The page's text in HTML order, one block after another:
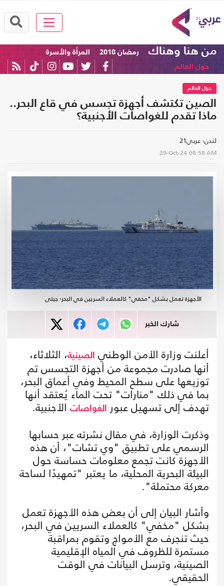
من هنا وهناك رمضان 2018
المرأة والأسرة
حول العالم
حول العالم
الصين تكتشف أجهزة تجسس في قاع البحر..
ماذا تقدم للغواصات الأجنبية؟
لندن- عربي21
29-Oct-24 08:58 AM
الأجهزة تعمل بشكل "مخفي" كالعملاء السريين في البحر- جيتى
شارك الخبر
أعلنت وزارة الأمن الوطني الصينية، الثلاثاء،
أنها صادرت مجموعة من أجهزة التجسس تم
توزيعها على سطح المحيط وفي أعماق البحر،
بما في ذلك "منارات" تحت الماء يُعتقد أنها
تهدف إلى تسهيل عبور الغواصات الأجنبية.
وذكرت الوزارة، في مقال نشرته عبر حسابها
الرسمي على تطبيق "وي تشات"، أن هذه
الأجهزة كانت تجمع معلومات حساسة حول
البيئة البحرية المحلية، ما يعتبر "تمهيدًا لساحة
معركة محتملة".
وأشار البيان إلى أن بعض هذه الأجهزة تعمل
بشكل "مخفي" كالعملاء السريين في البحر،
حيث تنجرف مع الأمواج وتقوم بمراقبة
مستمرة للظروف في المياه الإقليمية
الصينية، وترسل البيانات في الوقت
الحقيقي.